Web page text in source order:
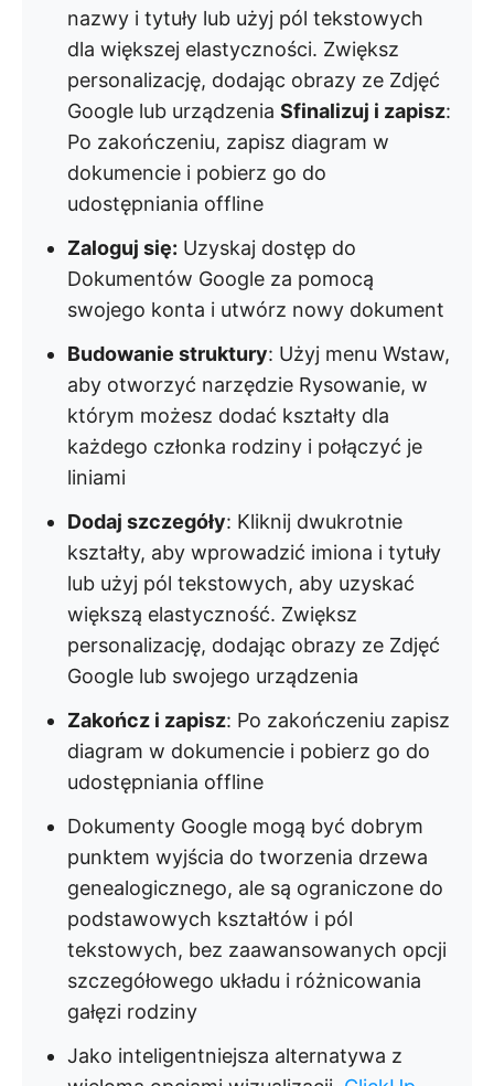
nazwy i tytuły lub użyj pól tekstowych
dla większej elastyczności. Zwiększ
personalizację, dodając obrazy ze Zdjęć
Google lub urządzenia Sfinalizuj i zapisz:
Po zakończeniu, zapisz diagram w
dokumencie i pobierz go do
udostępniania offline
Zaloguj się: Uzyskaj dostęp do
Dokumentów Google za pomocą
swojego konta i utwórz nowy dokument
Budowanie struktury: Użyj menu Wstaw,
aby otworzyć narzędzie Rysowanie, w
którym możesz dodać kształty dla
każdego członka rodziny i połączyć je
liniami
Dodaj szczegóły: Kliknij dwukrotnie
kształty, aby wprowadzić imiona i tytuły
lub użyj pól tekstowych, aby uzyskać
większą elastyczność. Zwiększ
personalizację, dodając obrazy ze Zdjęć
Google lub swojego urządzenia
Zakończ i zapisz: Po zakończeniu zapisz
diagram w dokumencie i pobierz go do
udostępniania offline
Dokumenty Google mogą być dobrym
punktem wyjścia do tworzenia drzewa
genealogicznego, ale są ograniczone do
podstawowych kształtów i pól
tekstowych, bez zaawansowanych opcji
szczegółowego układu i różnicowania
gałęzi rodziny
Jako inteligentniejsza alternatywa z